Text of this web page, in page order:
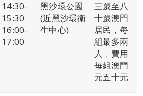
14:30-
15:30
16:00-
17:00
黑沙環公園
(近黑沙環衛
生中心)
三歲至八
十歲澳門
居民，每
組最多兩
人，費用
每組澳門
元五十元